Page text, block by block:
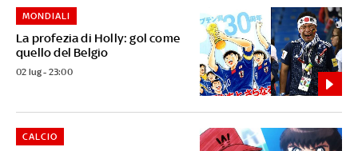
La profezia di Holly: gol come
quello del Belgio
MONDIALI
02 lug - 23:00
CALCIO